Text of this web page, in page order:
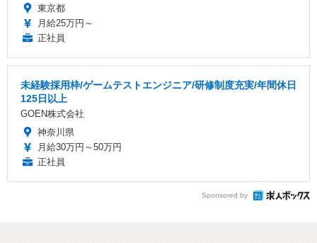
東京都
月給25万円～
正社員
未経験採用枠/ゲームテストエンジニア/研修制度充実/年間休日
125日以上
GOEN株式会社
神奈川県
月給30万円～50万円
正社員
Sponsored by